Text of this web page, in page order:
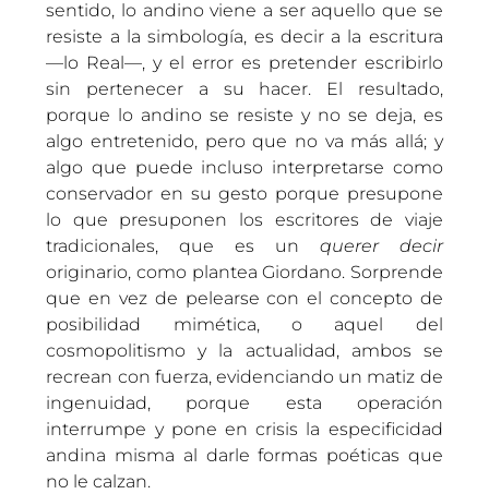
sentido, lo andino viene a ser aquello que se
resiste a la simbología, es decir a la escritura
—lo Real—, y el error es pretender escribirlo
sin pertenecer a su hacer. El resultado,
porque lo andino se resiste y no se deja, es
algo entretenido, pero que no va más allá; y
algo que puede incluso interpretarse como
conservador en su gesto porque presupone
lo que presuponen los escritores de viaje
tradicionales, que es un querer decir
originario, como plantea Giordano. Sorprende
que en vez de pelearse con el concepto de
posibilidad mimética, o aquel del
cosmopolitismo y la actualidad, ambos se
recrean con fuerza, evidenciando un matiz de
ingenuidad, porque esta operación
interrumpe y pone en crisis la especificidad
andina misma al darle formas poéticas que
no le calzan.